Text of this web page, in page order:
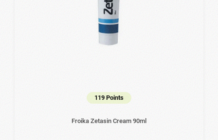
119 Points
Froika Zetasin Cream 90ml